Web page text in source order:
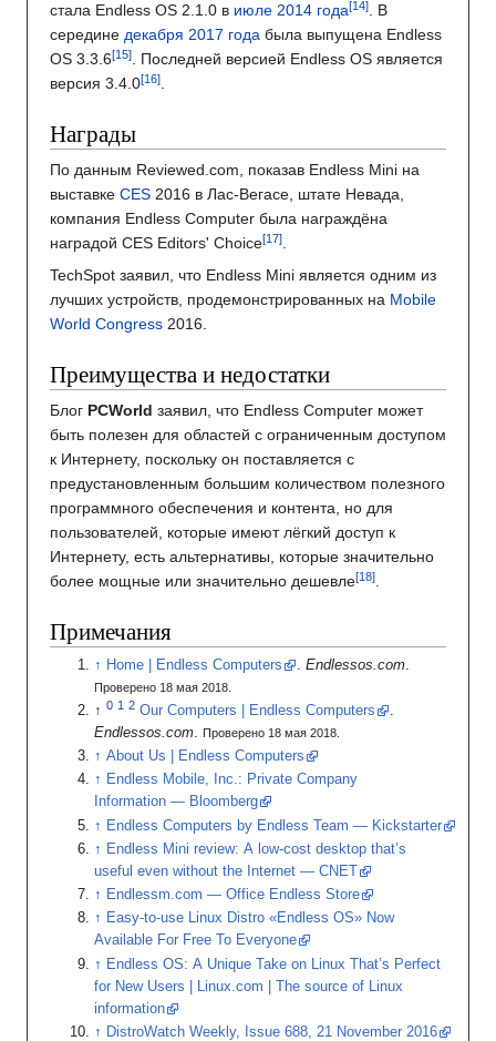
стала Endless OS 2.1.0 в июле 2014 года
. В
середине декабря 2017 года была выпущена Endless
OS 3.3.6
. Последней версией Endless OS является
версия 3.4.0
.
Награды
По данным Reviewed.com, показав Endless Mini на
выставке CES 2016 в Лас-Вегасе, штате Невада,
компания Endless Computer была награждёна
наградой CES Editors' Choice
.
TechSpot заявил, что Endless Mini является одним из
лучших устройств, продемонстрированных на Mobile
World Congress 2016.
Преимущества и недостатки
Блог PCWorld заявил, что Endless Computer может
быть полезен для областей с ограниченным доступом
к Интернету, поскольку он поставляется с
предустановленным большим количеством полезного
программного обеспечения и контента, но для
пользователей, которые имеют лёгкий доступ к
Интернету, есть альтернативы, которые значительно
более мощные или значительно дешевле
.
Примечания
Home Endless Computers Endlessos.com
Проверено 18 мая 2018.
Our Computers Endless Computers
.
Endlessos.com. Проверено 18 мая 2018.
About Us | Endless Computers
Endless Mobile, Inc.: Private Company
Information — Bloomberg
Endless Computers by Endless Team — Kickstarter
Endless Mini review: A low-cost desktop that’s
useful even without the Internet — CNET
Endlessm.com — Office Endless Store
Easy-to-use Linux Distro «Endless OS» Now
Available For Free To Everyone
Endless OS: A Unique Take on Linux That’s Perfect
for New Users | Linux.com | The source of Linux
information
DistroWatch Weekly, Issue 688, 21 November 2016